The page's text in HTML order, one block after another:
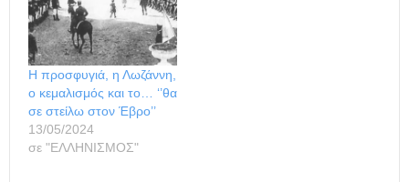
Η προσφυγιά, η Λωζάννη,
ο κεμαλισμός και το… ‘’θα
σε στείλω στον Έβρο’’
13/05/2024
σε "ΕΛΛΗΝΙΣΜΟΣ"